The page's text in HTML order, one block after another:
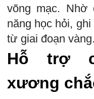
võng mạc.
năng học hỏi,
từ giai đoạn vàng.
Hỗ trợ
xương